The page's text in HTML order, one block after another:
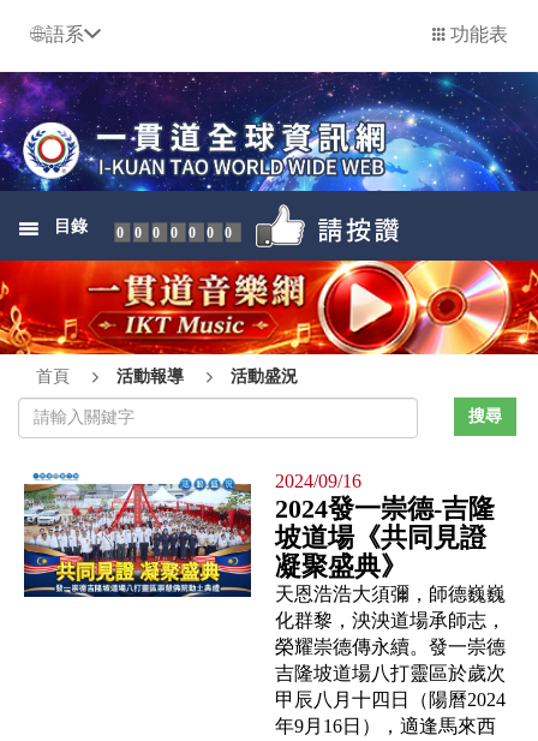
語系 功能表
目錄 0000000
首頁 活動報導 活動盛況
2024/09/16
2024發一崇德-吉隆
坡道場《共同見證
凝聚盛典》
天恩浩浩大須彌，師德巍巍
化群黎，泱泱道場承師志，
榮耀崇德傳永續。發一崇德
吉隆坡道場八打靈區於歲次
甲辰八月十四日（陽曆2024
年9月16日），適逢馬來西